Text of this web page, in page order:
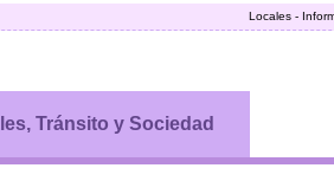
Locales -
Tránsito y Sociedad